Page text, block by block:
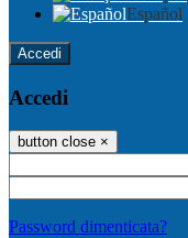
Español
Accedi
Accedi
button close ×
Password dimenticata?